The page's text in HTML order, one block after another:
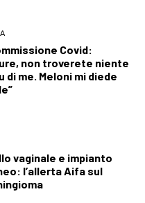
Covid:
non troverete niente
di me. Meloni mi diede
vaginale e impianto
l’allerta Aifa sul